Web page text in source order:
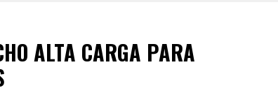
ALTA CARGA PARA